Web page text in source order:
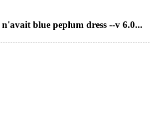
blue peplum dress --v 6.0...